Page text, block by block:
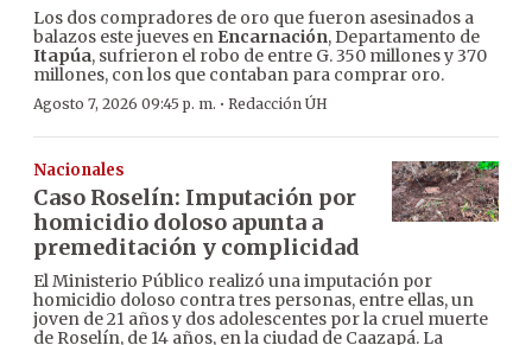
Los dos compradores de oro que fueron asesinados a
balazos este jueves en Encarnación, Departamento de
Itapúa, sufrieron el robo de entre G. 350 millones y 370
millones, con los que contaban para comprar oro.
Agosto 7, 2026 09:45 p. m. · Redacción ÚH
Nacionales
Caso Roselín: Imputación por
homicidio doloso apunta a
premeditación y complicidad
El Ministerio Público realizó una imputación por
homicidio doloso contra tres personas, entre ellas, un
joven de 21 años y dos adolescentes por la cruel muerte
de Roselín, de 14 años, en la ciudad de Caazapá. La